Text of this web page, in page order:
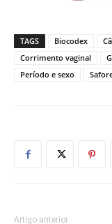
TAGS Biocodex
Corrimento vaginal
Período e sexo
Artigo anterior